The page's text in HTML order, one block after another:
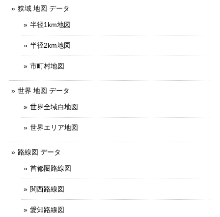
狭域 地図 データ
半径1km地図
半径2km地図
市町村地図
世界 地図 データ
世界全域白地図
世界エリア地図
路線図 データ
首都圏路線図
関西路線図
愛知路線図